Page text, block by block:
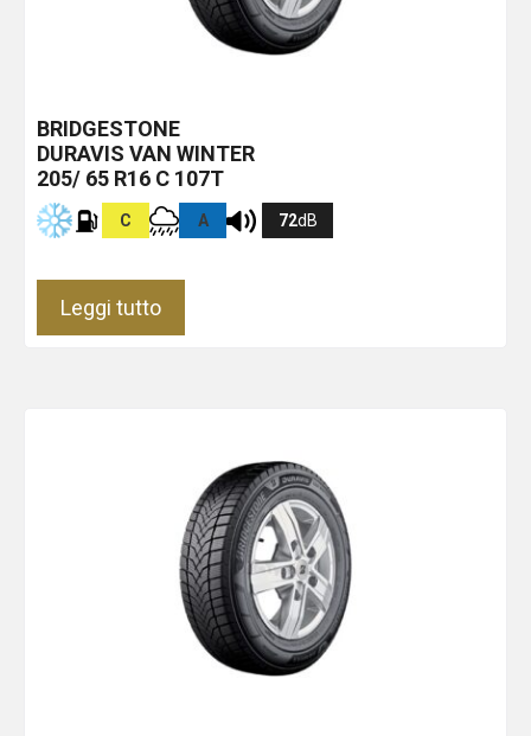
BRIDGESTONE
DURAVIS VAN WINTER
205/ 65 R16 C 107T
C A 72dB
Leggi tutto